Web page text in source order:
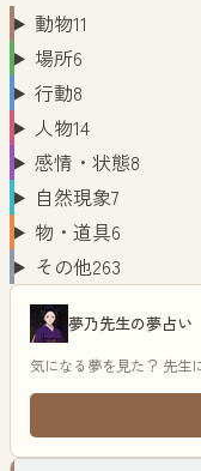
動物11
場所6
行動8
人物14
感情・状態8
自然現象7
物・道具6
その他263
夢乃先生の夢占い
気になる夢を見た？ 先生